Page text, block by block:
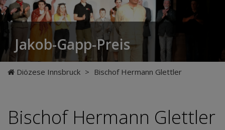
Jakob-Gapp-Preis
Diözese Innsbruck > Bischof Hermann Glettler
Bischof Hermann Glettler